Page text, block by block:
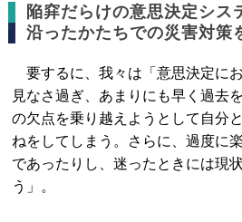
陥穽だらけの意思決定シス
沿ったかたちでの災害対策
要するに、我々は「意思決定に
見なさ過ぎ、あまりにも早く過去
の欠点を乗り越えようとして自分
ねをしてしまう。さらに、過度に
であったりし、迷ったときには現
う」。